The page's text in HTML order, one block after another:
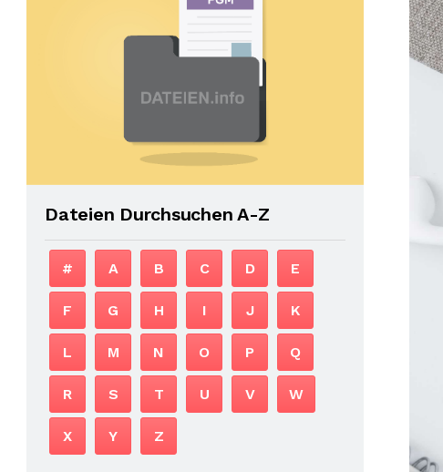
Dateien Durchsuchen A-Z
# A B C D E
F G H I J K
L M N O P Q
R S T U V W
X Y Z